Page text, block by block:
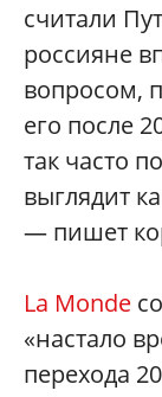
считали
россияне
вопросом,
его после
так часто
выглядит
— пишет
La Monde
«настало
перехода